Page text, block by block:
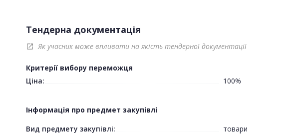
Тендерна документація
open_in_new Як учасник може впливати на якість тендерної документації
Критерії вибору переможця
Ціна:
100%
Інформація про предмет закупівлі
Вид предмету закупівлі:
товари